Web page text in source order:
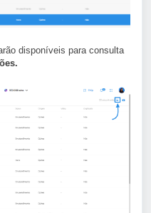
disponíveis para consulta